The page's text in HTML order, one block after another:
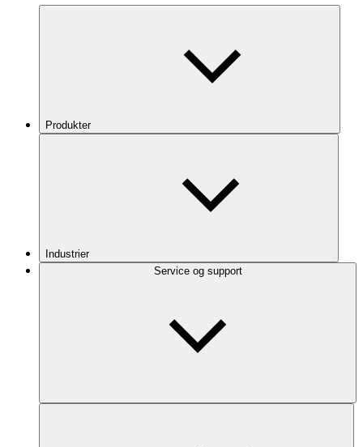
Produkter
Industrier
Service og support